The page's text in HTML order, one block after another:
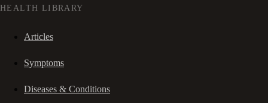
HEALTH LIBRARY
Articles
Symptoms
Diseases & Conditions